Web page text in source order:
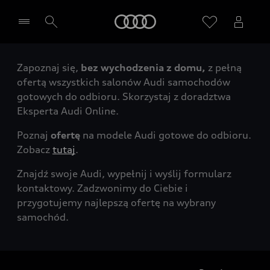
Wybierz Twojego Partnera Audi
Zapoznaj się, bez wychodzenia z domu, z pełną
ofertą wszystkich salonów Audi samochodów
gotowych do odbioru. Skorzystaj z doradztwa
Eksperta Audi Online.
Poznaj ofertę na modele Audi gotowe do odbioru.
Zobacz tutaj.
Znajdź swoje Audi, wypełnij i wyślij formularz
kontaktowy. Zadzwonimy do Ciebie i
przygotujemy najlepszą ofertę na wybrany
samochód.